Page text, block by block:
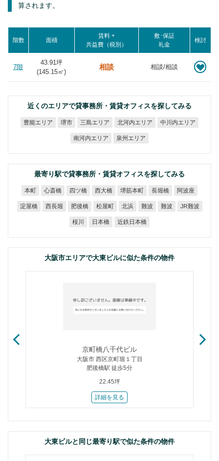
算されます。
階数 面積
賃料 +
共益費（税別）
敷･保証
礼金
検討
7階
43.91坪
(145.15㎡)
相談 相談/相談
近くのエリアで貸事務所・賃貸オフィスを探してみる
豊能エリア 堺市 三島エリア 北河内エリア 中川内エリア
南河内エリア 泉州エリア
最寄り駅で貸事務所・賃貸オフィスを探してみる
本町 心斎橋 四ツ橋 西大橋 堺筋本町 長堀橋 阿波座
淀屋橋 西長堀 肥後橋 松屋町 北浜 難波 難波 JR難波
桜川 日本橋 近鉄日本橋
大阪市エリアで大東ビルに似た条件の物件
京町橋八千代ビル
大阪市 西区京町堀１丁目
肥後橋駅 徒歩5分
22.45坪
詳細を見る
大東ビルと同じ最寄り駅で似た条件の物件